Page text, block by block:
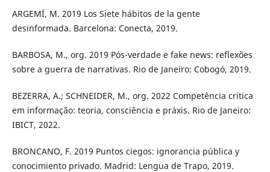
ARGEMÍ, M. 2019 Los Siete hábitos de la gente
desinformada. Barcelona: Conecta, 2019.
BARBOSA, M., org. 2019 Pós-verdade e fake news: reflexões
sobre a guerra de narrativas. Rio de Janeiro: Cobogó, 2019.
BEZERRA, A.; SCHNEIDER, M., org. 2022 Competência crítica
em informação: teoria, consciência e práxis. Rio de Janeiro:
IBICT, 2022.
BRONCANO, F. 2019 Puntos ciegos: ignorancia pública y
conocimiento privado. Madrid: Lengua de Trapo, 2019.